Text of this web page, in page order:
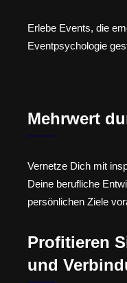
Erlebe Events, die
Eventpsychologie
Mehrwert
Vernetze Dich mit
Deine berufliche
persönlichen Ziele
Profitieren
und